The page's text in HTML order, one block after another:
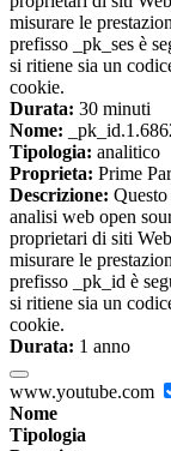
misurare le
prefisso _pk_ses è
si ritiene sia un
cookie.
Durata: 30 minuti
Nome:
Tipologia: analitico
Proprieta: Prime
Descrizione:
analisi web open
proprietari di siti
misurare le
prefisso _pk_id è
si ritiene sia un
cookie.
Durata: 1 anno
www.youtube.com
Nome
Tipologia